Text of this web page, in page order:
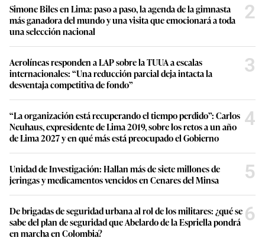
Simone Biles en Lima: paso a paso, la agenda de la gimnasta
más ganadora del mundo y una visita que emocionará a toda
una selección nacional
2
Aerolíneas responden a LAP sobre la TUUA a escalas
internacionales: “Una reducción parcial deja intacta la
desventaja competitiva de fondo”
3
“La organización está recuperando el tiempo perdido”: Carlos
Neuhaus, expresidente de Lima 2019, sobre los retos a un año
de Lima 2027 y en qué más está preocupado el Gobierno
4
Unidad de Investigación: Hallan más de siete millones de
jeringas y medicamentos vencidos en Cenares del Minsa
5
De brigadas de seguridad urbana al rol de los militares: ¿qué se
sabe del plan de seguridad que Abelardo de la Espriella pondrá
en marcha en Colombia?
6